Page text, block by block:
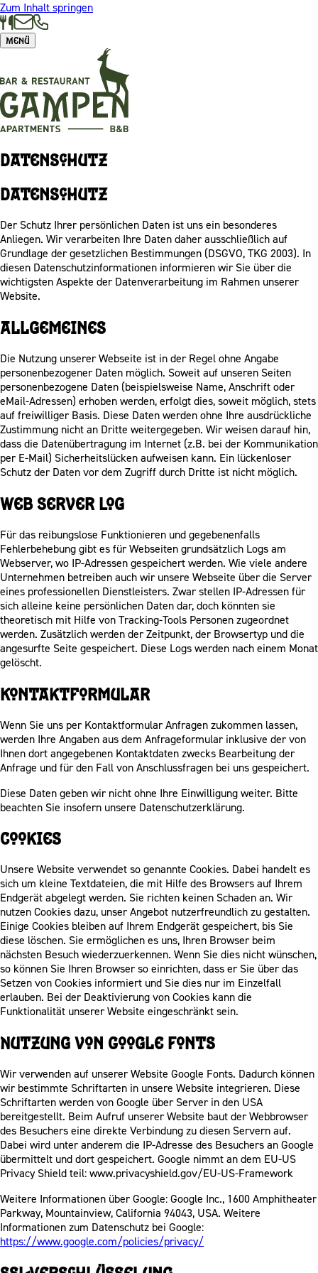
Zum Inhalt springen
Menü
Datenschutz
Datenschutz
Der Schutz Ihrer persönlichen Daten ist uns ein besonderes
Anliegen. Wir verarbeiten Ihre Daten daher ausschließlich auf
Grundlage der gesetzlichen Bestimmungen (DSGVO, TKG 2003). In
diesen Datenschutzinformationen informieren wir Sie über die
wichtigsten Aspekte der Datenverarbeitung im Rahmen unserer
Website.
Allgemeines
Die Nutzung unserer Webseite ist in der Regel ohne Angabe
personenbezogener Daten möglich. Soweit auf unseren Seiten
personenbezogene Daten (beispielsweise Name, Anschrift oder
eMail-Adressen) erhoben werden, erfolgt dies, soweit möglich, stets
auf freiwilliger Basis. Diese Daten werden ohne Ihre ausdrückliche
Zustimmung nicht an Dritte weitergegeben. Wir weisen darauf hin,
dass die Datenübertragung im Internet (z.B. bei der Kommunikation
per E-Mail) Sicherheitslücken aufweisen kann. Ein lückenloser
Schutz der Daten vor dem Zugriff durch Dritte ist nicht möglich.
Web Server Log
Für das reibungslose Funktionieren und gegebenenfalls
Fehlerbehebung gibt es für Webseiten grundsätzlich Logs am
Webserver, wo IP-Adressen gespeichert werden. Wie viele andere
Unternehmen betreiben auch wir unsere Webseite über die Server
eines professionellen Dienstleisters. Zwar stellen IP-Adressen für
sich alleine keine persönlichen Daten dar, doch könnten sie
theoretisch mit Hilfe von Tracking-Tools Personen zugeordnet
werden. Zusätzlich werden der Zeitpunkt, der Browsertyp und die
angesurfte Seite gespeichert. Diese Logs werden nach einem Monat
gelöscht.
Kontaktformular
Wenn Sie uns per Kontaktformular Anfragen zukommen lassen,
werden Ihre Angaben aus dem Anfrageformular inklusive der von
Ihnen dort angegebenen Kontaktdaten zwecks Bearbeitung der
Anfrage und für den Fall von Anschlussfragen bei uns gespeichert.
Diese Daten geben wir nicht ohne Ihre Einwilligung weiter. Bitte
beachten Sie insofern unsere Datenschutzerklärung.
Cookies
Unsere Website verwendet so genannte Cookies. Dabei handelt es
sich um kleine Textdateien, die mit Hilfe des Browsers auf Ihrem
Endgerät abgelegt werden. Sie richten keinen Schaden an. Wir
nutzen Cookies dazu, unser Angebot nutzerfreundlich zu gestalten.
Einige Cookies bleiben auf Ihrem Endgerät gespeichert, bis Sie
diese löschen. Sie ermöglichen es uns, Ihren Browser beim
nächsten Besuch wiederzuerkennen. Wenn Sie dies nicht wünschen,
so können Sie Ihren Browser so einrichten, dass er Sie über das
Setzen von Cookies informiert und Sie dies nur im Einzelfall
erlauben. Bei der Deaktivierung von Cookies kann die
Funktionalität unserer Website eingeschränkt sein.
Nutzung von Google Fonts
Wir verwenden auf unserer Website Google Fonts. Dadurch können
wir bestimmte Schriftarten in unsere Website integrieren. Diese
Schriftarten werden von Google über Server in den USA
bereitgestellt. Beim Aufruf unserer Website baut der Webbrowser
des Besuchers eine direkte Verbindung zu diesen Servern auf.
Dabei wird unter anderem die IP-Adresse des Besuchers an Google
übermittelt und dort gespeichert. Google nimmt an dem EU-US
Privacy Shield teil: www.privacyshield.gov/EU-US-Framework
Weitere Informationen über Google: Google Inc., 1600 Amphitheater
Parkway, Mountainview, California 94043, USA. Weitere
Informationen zum Datenschutz bei Google:
https://www.google.com/policies/privacy/